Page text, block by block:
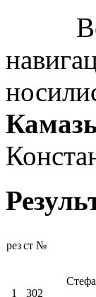
Все
резст №
1 302